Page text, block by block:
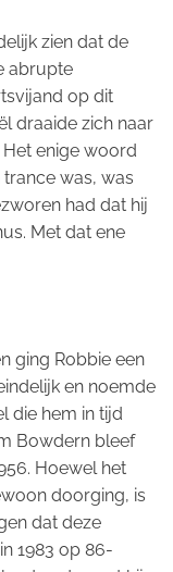
zien dat de
abrupte
op dit
draaide zich naar
enige woord
was, was
had dat hij
. Met dat ene
ging Robbie een
en noemde
die hem in tijd
Bowdern bleef
Hoewel het
doorging, is
dat deze
1983 op 86-